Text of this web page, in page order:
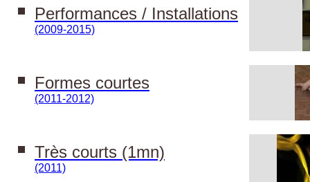
Performances / Installations
(2009-2015)
Formes courtes
(2011-2012)
Très courts (1mn)
(2011)